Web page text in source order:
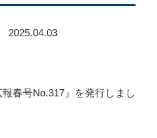
春号No.317』を発行しまし